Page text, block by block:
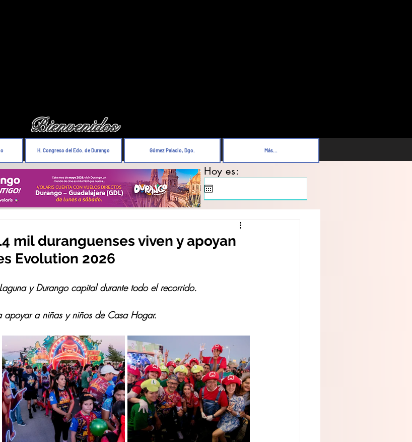
Bienvenidos
H. Congreso del Edo. de Durango Gómez Palacio, Dgo. Más...
Hoy es:
mil duranguenses viven y apoyan
Evolution 2026
y Durango capital durante todo el recorrido.
apoyar a niñas y niños de Casa Hogar.